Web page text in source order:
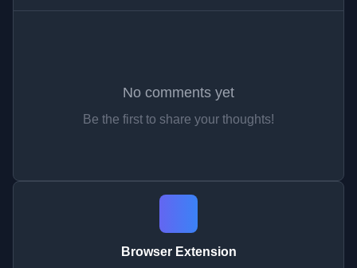
No comments yet
Be the first to share your thoughts!
Browser Extension